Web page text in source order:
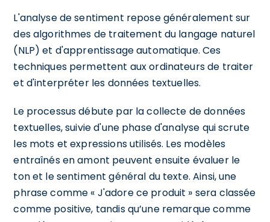
L'analyse de sentiment repose généralement sur
des algorithmes de traitement du langage naturel
(NLP) et d'apprentissage automatique. Ces
techniques permettent aux ordinateurs de traiter
et d'interpréter les données textuelles.
Le processus débute par la collecte de données
textuelles, suivie d'une phase d'analyse qui scrute
les mots et expressions utilisés. Les modèles
entraînés en amont peuvent ensuite évaluer le
ton et le sentiment général du texte. Ainsi, une
phrase comme « J'adore ce produit » sera classée
comme positive, tandis qu’une remarque comme